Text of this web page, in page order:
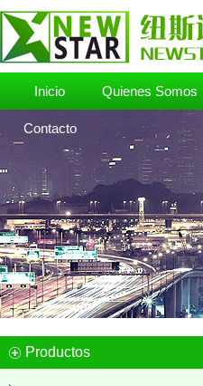
Inicio Quienes Somos
Contacto
Productos